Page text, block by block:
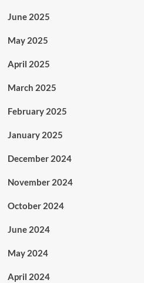
June 2025
May 2025
April 2025
March 2025
February 2025
January 2025
December 2024
November 2024
October 2024
June 2024
May 2024
April 2024